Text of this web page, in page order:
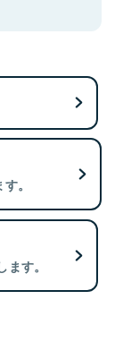
。
す。